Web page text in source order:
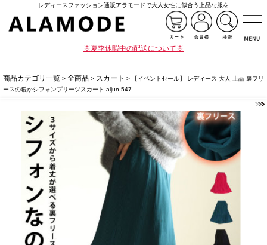
レディースファッション通販アラモードで大人女性に似合う上品な服を
※夏季休暇中の配送について※
商品カテゴリ一覧 > 全商品 > スカート > 【イベントセール】 レディース 大人 上品 裏フリ
ースの暖かシフォンプリーツスカート aljun-547